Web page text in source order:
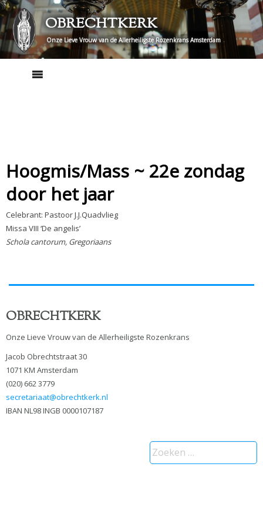
Skip
to
content
OBRECHTKERK
Onze Lieve Vrouw van de Allerheiligste Rozenkrans Amsterdam
Hoogmis/Mass ~ 22e zondag
door het jaar
Celebrant: Pastoor J.J.Quadvlieg
Missa VIII ‘De angelis’
Schola cantorum, Gregoriaans
OBRECHTKERK
Onze Lieve Vrouw van de Allerheiligste Rozenkrans
Jacob Obrechtstraat 30
1071 KM Amsterdam
(020) 662 3779
secretariaat@obrechtkerk.nl
IBAN NL98 INGB 0000107187
Zoeken
naar: